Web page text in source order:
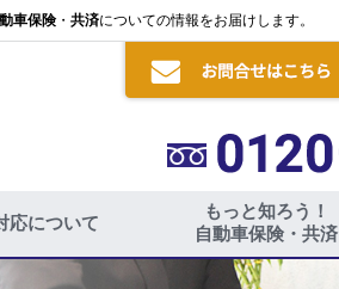
車保険・ 共済についての情報をお届けします。
応について
もっと知ろう！
自動車保険・共済